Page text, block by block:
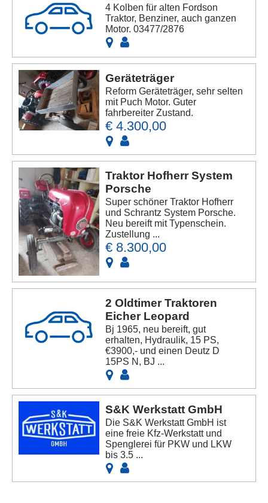
4 Kolben für alten Fordson
Traktor, Benziner, auch ganzen
Motor. 03477/2876
Geräteträger
Reform Geräteträger, sehr selten
mit Puch Motor. Guter
fahrbereiter Zustand.
€ 4.300,00
Traktor Hofherr System
Porsche
Super schöner Traktor Hofherr
und Schrantz System Porsche.
Neu bereift mit Typenschein.
Zustellung ...
€ 8.300,00
2 Oldtimer Traktoren
Eicher Leopard
Bj 1965, neu bereift, gut
erhalten, Hydraulik, 15 PS,
€3900,- und einen Deutz D
15PS N, BJ ...
S&K Werkstatt GmbH
Die S&K Werkstatt GmbH ist
eine freie Kfz-Werkstatt und
Spenglerei für PKW und LKW
bis 3.5 ...